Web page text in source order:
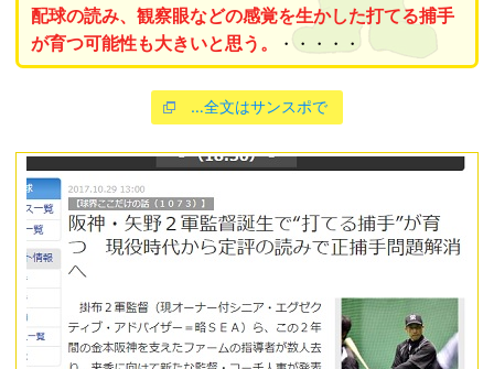
配球の読み、観察眼などの感覚を生かした打てる捕手
が育つ可能性も大きいと思う。
・・・・・
…全文はサンスポで